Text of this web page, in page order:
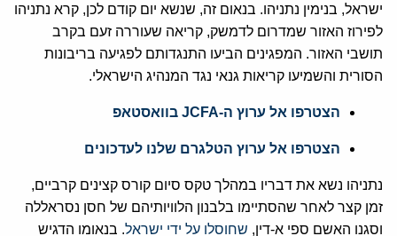
ישראל, בנימין נתניהו. בנאום זה, שנשא יום קודם לכן, קרא נתניהו
לפירוז האזור שמדרום לדמשק, קריאה שעוררה זעם בקרב
תושבי האזור. המפגינים הביעו התנגדותם לפגיעה בריבונות
הסורית והשמיעו קריאות גנאי נגד המנהיג הישראלי.
הצטרפו אל ערוץ ה-JCFA בוואסטאפ
הצטרפו אל ערוץ הטלגרם שלנו לעדכונים
נתניהו נשא את דבריו במהלך טקס סיום קורס קצינים קרביים,
זמן קצר לאחר שהסתיימו בלבנון הלוויותיהם של חסן נסראללה
וסגנו האשם ספי א-דין, שחוסלו על ידי ישראל. בנאומו הדגיש